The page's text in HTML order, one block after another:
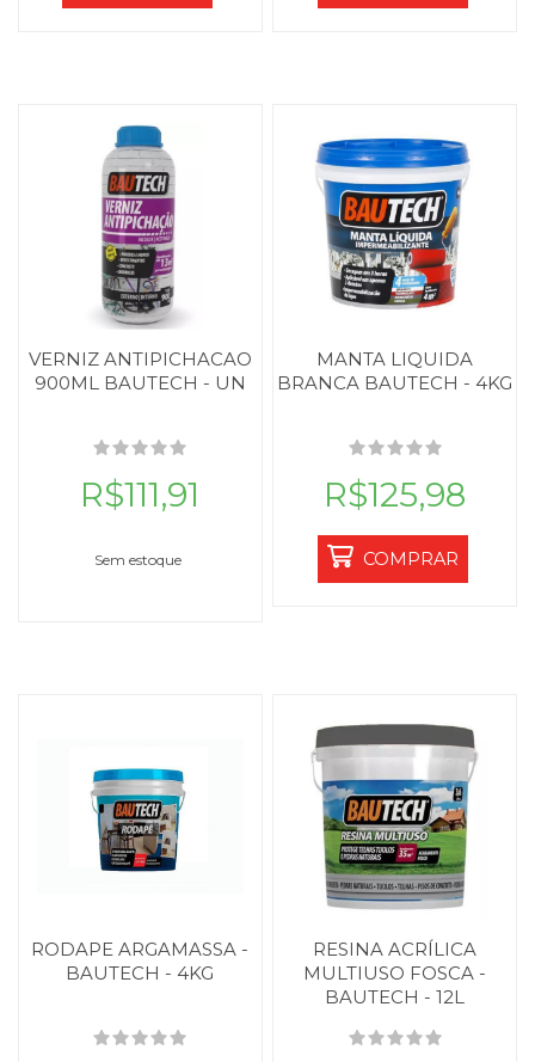
VERNIZ ANTIPICHACAO
900ML BAUTECH - UN
R$111,91
Sem estoque
MANTA LIQUIDA
BRANCA BAUTECH - 4KG
R$125,98
COMPRAR
RODAPE ARGAMASSA -
BAUTECH - 4KG
RESINA ACRÍLICA
MULTIUSO FOSCA -
BAUTECH - 12L